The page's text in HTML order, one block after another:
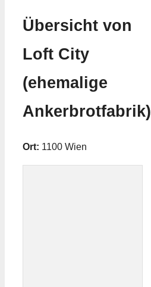
Übersicht von
Loft City
(ehemalige
Ankerbrotfabrik)
Ort: 1100 Wien